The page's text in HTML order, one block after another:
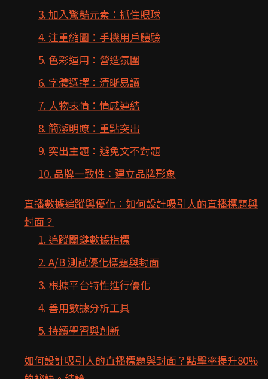
3. 加入驚豔元素：抓住眼球
4. 注重縮圖：手機用戶體驗
5. 色彩運用：營造氛圍
6. 字體選擇：清晰易讀
7. 人物表情：情感連結
8. 簡潔明瞭：重點突出
9. 突出主題：避免文不對題
10. 品牌一致性：建立品牌形象
直播數據追蹤與優化：如何設計吸引人的直播標題與
封面？
1. 追蹤關鍵數據指標
2. A/B 測試優化標題與封面
3. 根據平台特性進行優化
4. 善用數據分析工具
5. 持續學習與創新
如何設計吸引人的直播標題與封面？點擊率提升80%